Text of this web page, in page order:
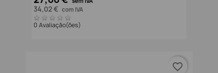
34,02 € com IVA
0 Avaliação(ões)
favorite_border